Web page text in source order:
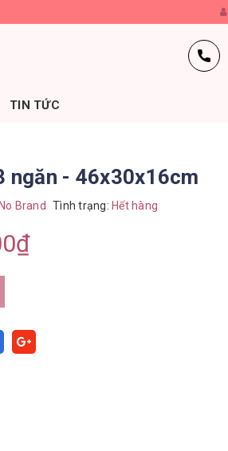
TIN TỨC
ngăn - 46x30x16cm
No Brand Tình trạng: Hết hàng